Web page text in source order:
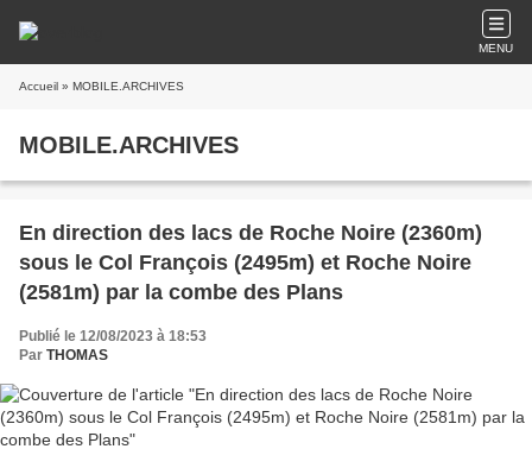
MENU
Accueil » MOBILE.ARCHIVES
MOBILE.ARCHIVES
En direction des lacs de Roche Noire (2360m)
sous le Col François (2495m) et Roche Noire
(2581m) par la combe des Plans
Publié le 12/08/2023 à 18:53
Par THOMAS